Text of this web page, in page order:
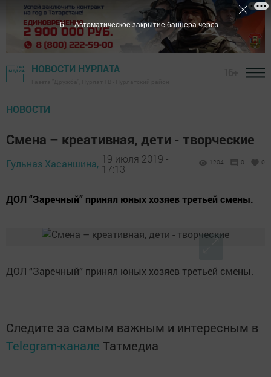
НОВОСТИ НУРЛАТА
НОВОСТИ
Смена – креативная, дети - творческие
Гульназ Хасаншина, 19 июля 2019 -
17:13
1204 0 0
ДОЛ “Заречный” принял юных хозяев третьей смены.
ДОЛ “Заречный” принял юных хозяев третьей смены.
Следите за самым важным и интересным в
Telegram-канале Татмедиа
5 Автоматическое закрытие баннера через